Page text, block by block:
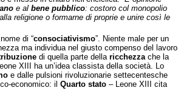
e al bene pubblico: costoro col monopolio
religione o formarne di proprie e unire così le
di “consociativismo”. Niente male per un
ma individua nel giusto compenso del lavoro
di quella parte della ricchezzache la
XIII ha un’idea classista della società. Lo
e dalle pulsioni rivoluzionarie settecentesche
economico: il Quarto stato – Leone XIII cita